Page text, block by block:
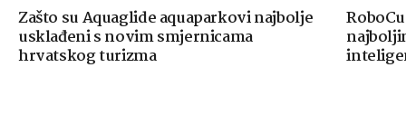
Zašto su Aquaglide aquaparkovi najbolje
usklađeni s novim smjernicama
hrvatskog turizma